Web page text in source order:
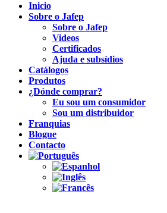
Inicio
Sobre o Jafep
Sobre o Jafep
Videos
Certificados
Ajuda e subsídios
Catálogos
Produtos
¿Dónde comprar?
Eu sou um consumidor
Sou um distribuidor
Franquias
Blogue
Contacto